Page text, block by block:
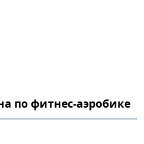
по фитнес-аэробике